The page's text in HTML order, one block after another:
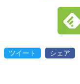
ツイート シェア